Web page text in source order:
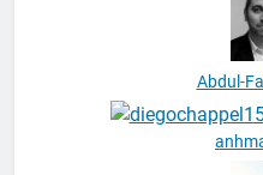
Abdul-